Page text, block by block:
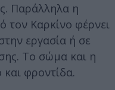
Παράλληλα η
τον Καρκίνο φέρνει
εργασία ή σε
Το σώμα και η
φροντίδα.